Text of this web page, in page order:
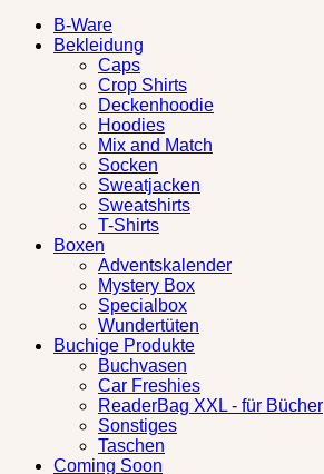
B-Ware
Bekleidung
Caps
Crop Shirts
Deckenhoodie
Hoodies
Mix and Match
Socken
Sweatjacken
Sweatshirts
T-Shirts
Boxen
Adventskalender
Mystery Box
Specialbox
Wundertüten
Buchige Produkte
Buchvasen
Car Freshies
ReaderBag XXL - für Bücher
Sonstiges
Taschen
Coming Soon